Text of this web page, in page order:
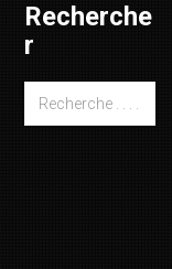
Recherche
r